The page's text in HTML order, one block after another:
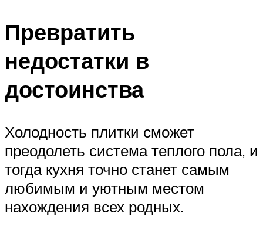
Превратить
недостатки в
достоинства
Холодность плитки сможет
преодолеть система теплого пола, и
тогда кухня точно станет самым
любимым и уютным местом
нахождения всех родных.